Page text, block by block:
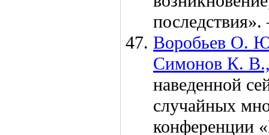
Воробьев О.
Симонов К.
наведенной
случайных
конференции